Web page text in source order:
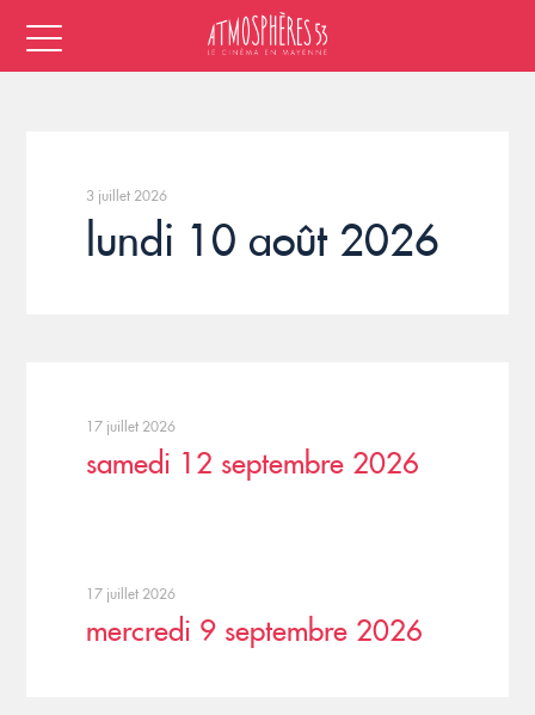
3 juillet 2026
lundi 10 août 2026
17 juillet 2026
samedi 12 septembre 2026
17 juillet 2026
mercredi 9 septembre 2026